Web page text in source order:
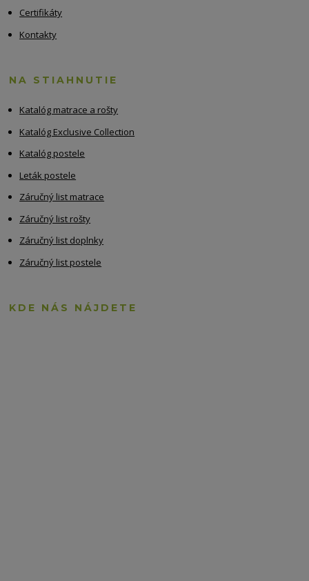
Certifikáty
Kontakty
NA STIAHNUTIE
Katalóg matrace a rošty
Katalóg Exclusive Collection
Katalóg postele
Leták postele
Záručný list matrace
Záručný list rošty
Záručný list doplnky
Záručný list postele
KDE NÁS NÁJDETE